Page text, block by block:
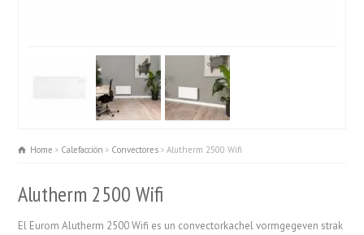
Home Calefacciön Convectores Alutherm 2500 Wifi
Alutherm 2500 Wifi
El Eurom Alutherm 2500 Wifi es un convectorkachel vormgegeven strak